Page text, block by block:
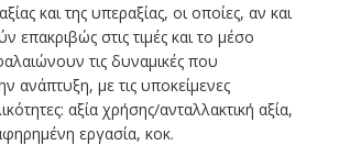
και της υπεραξίας, οι οποίες, αν και
επακριβώς στις τιμές και το μέσο
τις δυναμικές που
ανάπτυξη, με τις υποκείμενες
αξία χρήσης/ανταλλακτική αξία,
εργασία, κοκ.